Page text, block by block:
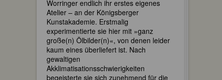
Worringer endlich ihr erstes eigenes
Atelier – an der Königsberger
Kunstakademie. Erstmalig
experimentierte sie hier mit »ganz
große(n) Ölbilder(n)«, von denen leider
kaum eines überliefert ist. Nach
gewaltigen
Akklimatisationsschwierigkeiten
begeisterte sie sich zunehmend für die